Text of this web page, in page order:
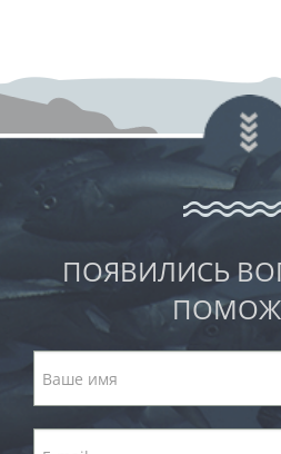
ПОЯВИЛИСЬ